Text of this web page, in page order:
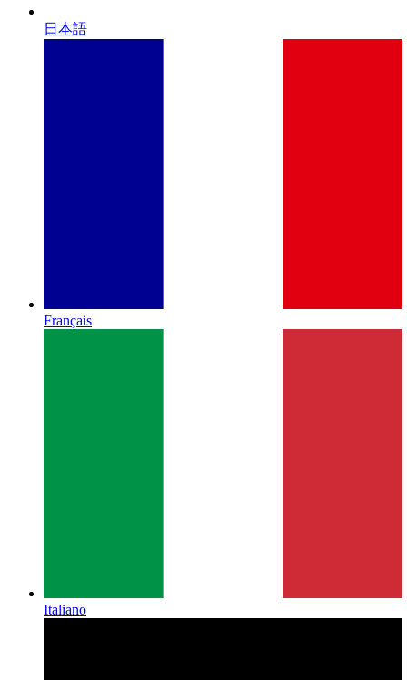
日本語
Français
Italiano